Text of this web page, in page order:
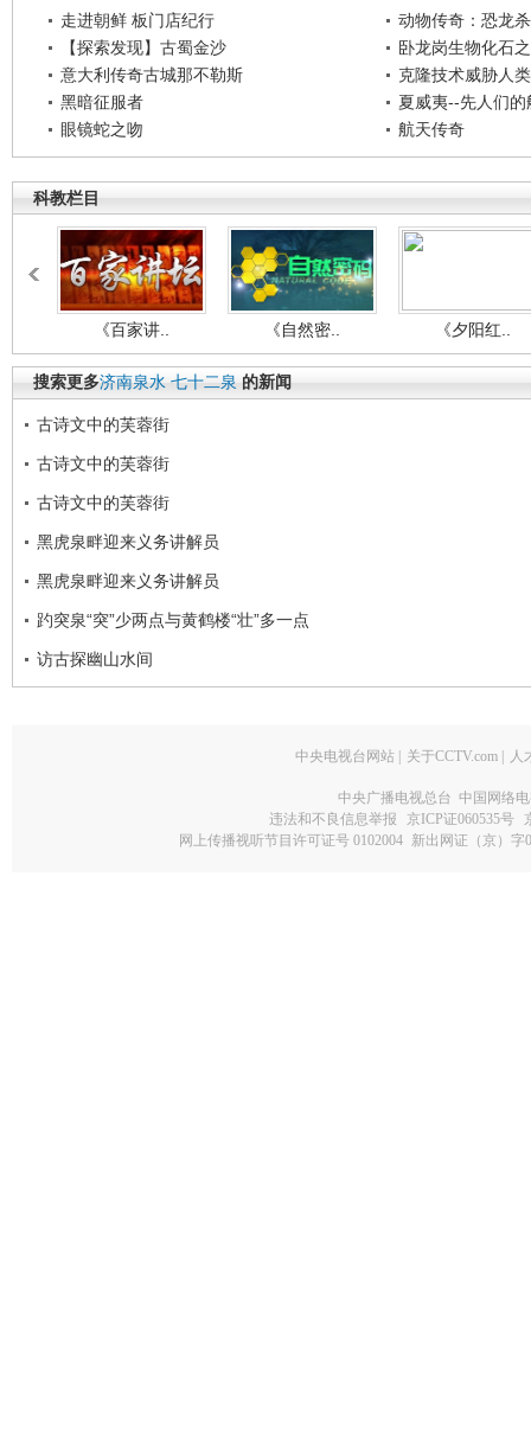
走进朝鲜 板门店纪行
动物传奇：恐龙
【探索发现】古蜀金沙
卧龙岗生物化石
意大利传奇古城那不勒斯
克隆技术威胁人
黑暗征服者
夏威夷--先人们的
眼镜蛇之吻
航天传奇
科教栏目
《百家讲.. 《自然密.. 《夕阳红..
搜索更多济南泉水 七十二泉 的新闻
古诗文中的芙蓉街
古诗文中的芙蓉街
古诗文中的芙蓉街
黑虎泉畔迎来义务讲解员
黑虎泉畔迎来义务讲解员
趵突泉“突”少两点与黄鹤楼“壮”多一点
访古探幽山水间
中央电视台网站 | 关于CCTV.com | 人
中央广播电视总台 中国网络
违法和不良信息举报
京ICP证060535号
网上传播视听节目许可证号 0102004 新出网证（京）